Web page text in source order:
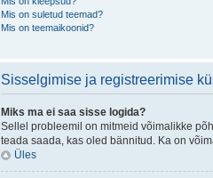
Mis on suletud teemad?
Mis on teemaikoonid?
Sisselgimise ja registreerimise
Miks ma ei saa sisse logida?
Sellel probleemil on mitmeid võimalikke
teada saada, kas oled bännitud. Ka on
Üles